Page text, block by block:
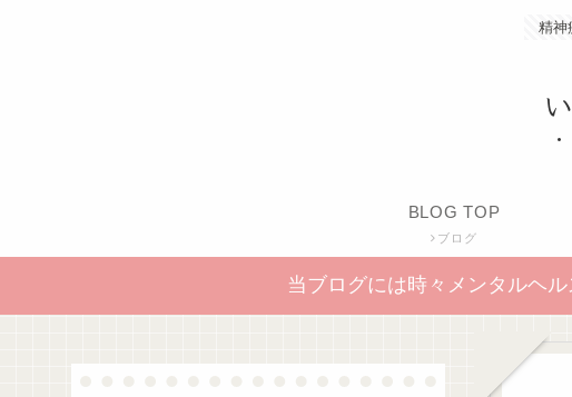
精神
BLOG TOP
ブログ
当ブログには時々メンタルヘ